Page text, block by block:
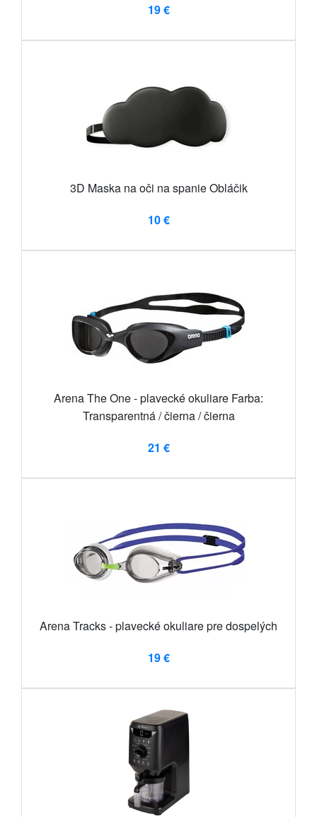
19 €
3D Maska na oči na spanie Obláčik
10 €
Arena The One - plavecké okuliare Farba:
Transparentná / čierna / čierna
21 €
Arena Tracks - plavecké okuliare pre dospelých
19 €